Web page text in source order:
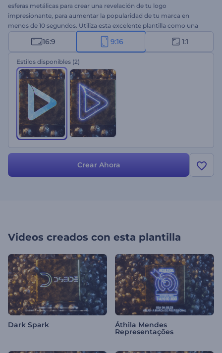
esferas metálicas para crear una revelación de tu logo
impresionante, para aumentar la popularidad de tu marca en
menos de 10 segundos. Utiliza esta excelente plantilla como una
introducción para tus videos de YouTube, comerciales de televisión,
presentaciones o promoción de productos. Sube tu archivo,
escribe el texto y observa una revelación de tu logo con un par de
clics. Es todo lo que necesitas para impresionar a todos con un
enfoque de marketing supercreativo. ¡Pruébalo ahora!
16:9 9:16 1:1
Estilos disponibles (2)
Crear Ahora
Videos creados con esta plantilla
Dark Spark Áthila Mendes
Representações